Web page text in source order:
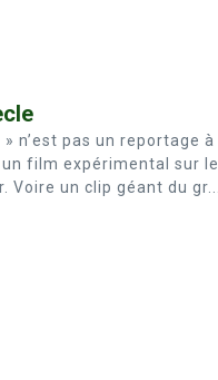
n’est pas un reportage à
film expérimental sur le
un clip géant du gr...